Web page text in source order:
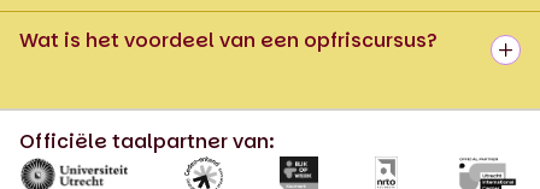
Wat is het voordeel van een opfriscursus?
Officiële taalpartner van: